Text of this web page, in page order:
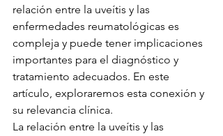
relación entre la uveítis y las
enfermedades reumatológicas es
compleja y puede tener implicaciones
importantes para el diagnóstico y
tratamiento adecuados. En este
artículo, exploraremos esta conexión y
su relevancia clínica.
La relación entre la uveítis y las